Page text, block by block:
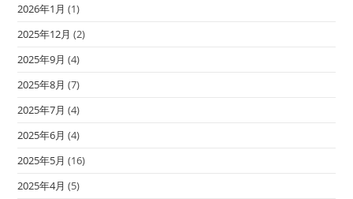
2026年1月 (1)
2025年12月 (2)
2025年9月 (4)
2025年8月 (7)
2025年7月 (4)
2025年6月 (4)
2025年5月 (16)
2025年4月 (5)